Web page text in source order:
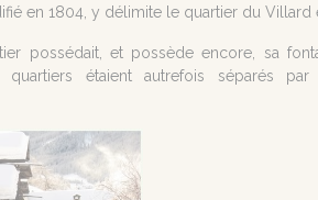
en 1804, y délimite le quartier du Villard
possédait, et possède encore, sa
quartiers étaient autrefois séparés